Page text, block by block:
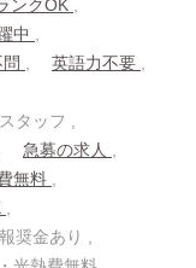
ンクOK
中
英語力不要
タッフ
急募の求人
無料
奨金あり